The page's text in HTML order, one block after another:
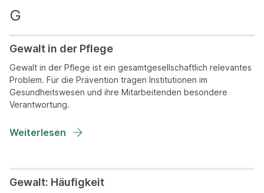
Gewalt in der Pflege
Gewalt in der Pflege ist ein gesamtgesellschaftlich relevantes
Problem. Für die Prävention tragen Institutionen im
Gesundheitswesen und ihre Mitarbeitenden besondere
Verantwortung.
Weiterlesen
Gewalt: Häufigkeit